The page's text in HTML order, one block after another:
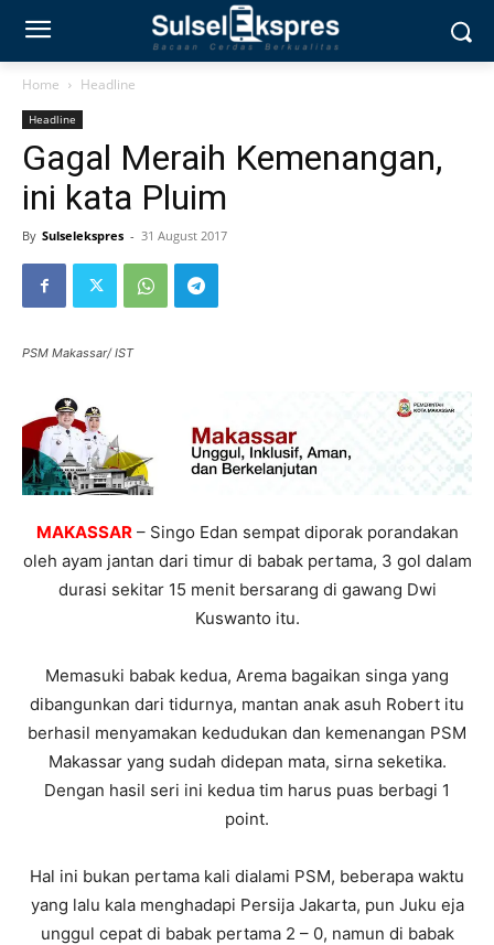
Home Headline
Headline
Gagal Meraih Kemenangan,
ini kata Pluim
By Sulselekspres - 31 August 2017
PSM Makassar/ IST
MAKASSAR– Singo Edan sempat diporak porandakan
oleh ayam jantan dari timur di babak pertama, 3 gol dalam
durasi sekitar 15 menit bersarang di gawang Dwi
Kuswanto itu.
Memasuki babak kedua, Arema bagaikan singa yang
dibangunkan dari tidurnya, mantan anak asuh Robert itu
berhasil menyamakan kedudukan dan kemenangan PSM
Makassar yang sudah didepan mata, sirna seketika.
Dengan hasil seri ini kedua tim harus puas berbagi 1
point.
Hal ini bukan pertama kali dialami PSM, beberapa waktu
yang lalu kala menghadapi Persija Jakarta, pun Juku eja
unggul cepat di babak pertama 2 – 0, namun di babak